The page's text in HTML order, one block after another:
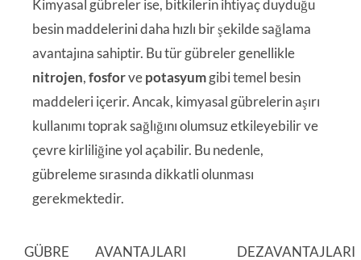
Kimyasal gübreler ise, bitkilerin ihtiyaç duyduğu
besin maddelerini daha hızlı bir şekilde sağlama
avantajına sahiptir. Bu tür gübreler genellikle
nitrojen,fosforvepotasyumgibi temel besin
maddeleri içerir. Ancak, kimyasal gübrelerin aşırı
kullanımı toprak sağlığını olumsuz etkileyebilir ve
çevre kirliliğine yol açabilir. Bu nedenle,
gübreleme sırasında dikkatli olunması
gerekmektedir.
GÜBRE
AVANTAJLARI DEZAVANTAJLARI